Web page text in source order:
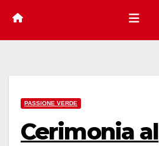
PASSIONE VERDE
Cerimonia al